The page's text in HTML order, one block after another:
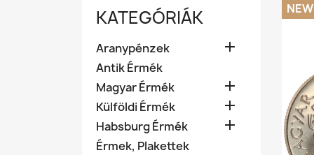
KATEGÓRIÁK
Aranypénzek 
Antik Érmék
Magyar Érmék

Külföldi Érmék 
Habsburg Érmék 
Érmek, Plakettek
NEW